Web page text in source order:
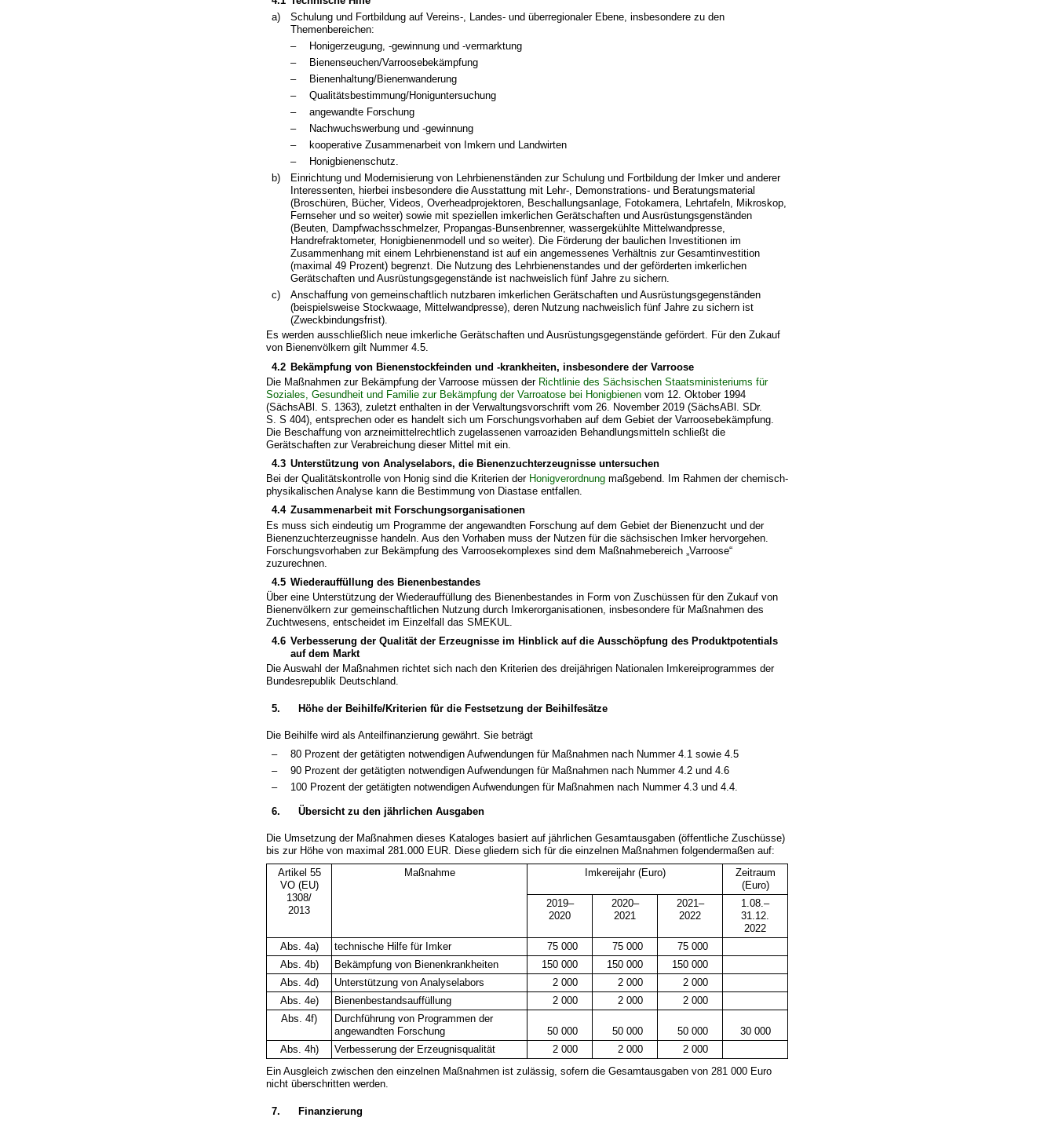
a)
Schulung und Fortbildung auf Vereins-, Landes- und überregionaler Ebene, insbesondere zu den
Themenbereichen:
–
Honigerzeugung, -gewinnung und -vermarktung
–
Bienenseuchen/Varroosebekämpfung
–
Bienenhaltung/Bienenwanderung
–
Qualitätsbestimmung/Honiguntersuchung
–
angewandte Forschung
–
Nachwuchswerbung und -gewinnung
–
kooperative Zusammenarbeit von Imkern und Landwirten
–
Honigbienenschutz.
b)
Einrichtung und Modernisierung von Lehrbienenständen zur Schulung und Fortbildung der Imker und anderer
Interessenten, hierbei insbesondere die Ausstattung mit Lehr-, Demonstrations- und Beratungsmaterial
(Broschüren, Bücher, Videos, Overheadprojektoren, Beschallungsanlage, Fotokamera, Lehrtafeln, Mikroskop,
Fernseher und so weiter) sowie mit speziellen imkerlichen Gerätschaften und Ausrüstungsgenständen
(Beuten, Dampfwachsschmelzer, Propangas-Bunsenbrenner, wassergekühlte Mittelwandpresse,
Handrefraktometer, Honigbienenmodell und so weiter). Die Förderung der baulichen Investitionen im
Zusammenhang mit einem Lehrbienenstand ist auf ein angemessenes Verhältnis zur Gesamtinvestition
(maximal 49 Prozent) begrenzt. Die Nutzung des Lehrbienenstandes und der geförderten imkerlichen
Gerätschaften und Ausrüstungsgegenstände ist nachweislich fünf Jahre zu sichern.
c)
Anschaffung von gemeinschaftlich nutzbaren imkerlichen Gerätschaften und Ausrüstungsgegenständen
(beispielsweise Stockwaage, Mittelwandpresse), deren Nutzung nachweislich fünf Jahre zu sichern ist
(Zweckbindungsfrist).
Es werden ausschließlich neue imkerliche Gerätschaften und Ausrüstungsgegenstände gefördert. Für den Zukauf
von Bienenvölkern gilt Nummer 4.5.
4.2 Bekämpfung von Bienenstockfeinden und -krankheiten, insbesondere der Varroose
Die Maßnahmen zur Bekämpfung der Varroose müssen der Richtlinie des Sächsischen Staatsministeriums für
Soziales, Gesundheit und Familie zur Bekämpfung der Varroatose bei Honigbienen vom 12. Oktober 1994
(SächsABl. S. 1363), zuletzt enthalten in der Verwaltungsvorschrift vom 26. November 2019 (SächsABl. SDr.
S. S 404), entsprechen oder es handelt sich um Forschungsvorhaben auf dem Gebiet der Varroosebekämpfung.
Die Beschaffung von arzneimittelrechtlich zugelassenen varroaziden Behandlungsmitteln schließt die
Gerätschaften zur Verabreichung dieser Mittel mit ein.
4.3 Unterstützung von Analyselabors, die Bienenzuchterzeugnisse untersuchen
Bei der Qualitätskontrolle von Honig sind die Kriterien der Honigverordnung maßgebend. Im Rahmen der chemisch-
physikalischen Analyse kann die Bestimmung von Diastase entfallen.
4.4 Zusammenarbeit mit Forschungsorganisationen
Es muss sich eindeutig um Programme der angewandten Forschung auf dem Gebiet der Bienenzucht und der
Bienenzuchterzeugnisse handeln. Aus den Vorhaben muss der Nutzen für die sächsischen Imker hervorgehen.
Forschungsvorhaben zur Bekämpfung des Varroosekomplexes sind dem Maßnahmebereich „Varroose“
zuzurechnen.
4.5 Wiederauffüllung des Bienenbestandes
Über eine Unterstützung der Wiederauffüllung des Bienenbestandes in Form von Zuschüssen für den Zukauf von
Bienenvölkern zur gemeinschaftlichen Nutzung durch Imkerorganisationen, insbesondere für Maßnahmen des
Zuchtwesens, entscheidet im Einzelfall das SMEKUL.
4.6 Verbesserung der Qualität der Erzeugnisse im Hinblick auf die Ausschöpfung des Produktpotentials
auf dem Markt
Die Auswahl der Maßnahmen richtet sich nach den Kriterien des dreijährigen Nationalen Imkereiprogrammes der
Bundesrepublik Deutschland.
5. Höhe der Beihilfe/Kriterien für die Festsetzung der Beihilfesätze
Die Beihilfe wird als Anteilfinanzierung gewährt. Sie beträgt
–
80 Prozent der getätigten notwendigen Aufwendungen für Maßnahmen nach Nummer 4.1 sowie 4.5
–
90 Prozent der getätigten notwendigen Aufwendungen für Maßnahmen nach Nummer 4.2 und 4.6
–
100 Prozent der getätigten notwendigen Aufwendungen für Maßnahmen nach Nummer 4.3 und 4.4.
6. Übersicht zu den jährlichen Ausgaben
Die Umsetzung der Maßnahmen dieses Kataloges basiert auf jährlichen Gesamtausgaben (öffentliche Zuschüsse)
bis zur Höhe von maximal 281.000 EUR. Diese gliedern sich für die einzelnen Maßnahmen folgendermaßen auf:
Artikel 55
VO (EU)
1308/
2013
Maßnahme Imkereijahr (Euro)
Zeitraum
(Euro)
2019–
2020
2020–
2021
2021–
2022
1.08.–
31.12.
2022
Abs. 4a)
technische Hilfe für Imker 75 000 75 000
75 000
Abs. 4b)
Bekämpfung von Bienenkrankheiten 150 000 150 000
150 000
Abs. 4d)
Unterstützung von Analyselabors 2 000 2 000
2 000
Abs. 4e)
Bienenbestandsauffüllung 2 000 2 000
2 000
Abs. 4f)
Durchführung von Programmen der
angewandten Forschung
50 000 50 000 50 000
30 000
Abs. 4h)
Verbesserung der Erzeugnisqualität 2 000 2 000
2 000
Ein Ausgleich zwischen den einzelnen Maßnahmen ist zulässig, sofern die Gesamtausgaben von 281 000 Euro
nicht überschritten werden.
7. Finanzierung